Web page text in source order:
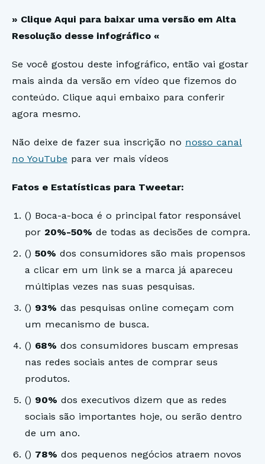
» Clique Aqui para baixar uma versão em Alta
Resolução desse infográfico «
Se você gostou deste infográfico, então vai gostar
mais ainda da versão em vídeo que fizemos do
conteúdo. Clique aqui embaixo para conferir
agora mesmo.
Não deixe de fazer sua inscrição no nosso canal
no YouTube para ver mais vídeos
Fatos e Estatísticas para Tweetar:
() Boca-a-boca é o principal fator responsável
por 20%-50% de todas as decisões de compra.
() 50% dos consumidores são mais propensos
a clicar em um link se a marca já apareceu
múltiplas vezes nas suas pesquisas.
() 93% das pesquisas online começam com
um mecanismo de busca.
() 68% dos consumidores buscam empresas
nas redes sociais antes de comprar seus
produtos.
() 90% dos executivos dizem que as redes
sociais são importantes hoje, ou serão dentro
de um ano.
() 78% dos pequenos negócios atraem novos